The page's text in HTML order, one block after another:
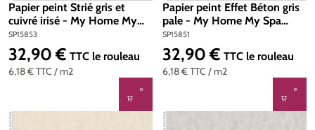
Papier peint Strié gris et
cuivré irisé - My Home My
Spa d'A.S. Création | Réf.
SP15853
SP15853
6,18 €TTC / m2
Prix régulier :
32,90 € TTC le rouleau
Papier peint Effet Béton gris
pale - My Home My Spa
d'A.S. Création | Réf. SP15851
SP15851
6,18 €TTC / m2
Prix régulier :
32,90 € TTC le rouleau